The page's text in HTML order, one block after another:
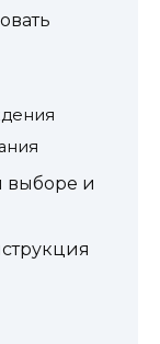
выборе и